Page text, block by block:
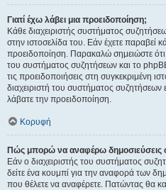
Γιατί έχω λάβει μια προειδοποίηση;
Κάθε διαχειριστής συστήματος
στην ιστοσελίδα του. Εάν έχετε παραβεί
προειδοποίηση. Παρακαλώ σημειώστε ότι
του συστήματος συζητήσεων και το
τις προειδοποιήσεις στη συγκεκριμένη
διαχειριστή του συστήματος συζητήσεων
λάβατε την προειδοποίηση.
Κορυφή
Πώς μπορώ να αναφέρω δημοσιεύσεις
Εάν ο διαχειριστής του συστήματος
δείτε ένα κουμπί για την αναφορά των
που θέλετε να αναφέρετε. Πατώντας θα